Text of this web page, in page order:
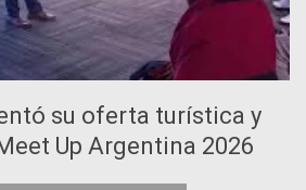
su oferta turística y
Up Argentina 2026